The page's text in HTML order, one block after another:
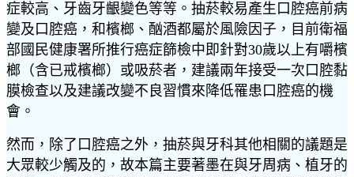
症較高、牙齒牙齦變色等等。抽菸較易產生口腔癌前病
變及口腔癌，和檳榔、酗酒都屬於風險因子，目前衛福
部國民健康署所推行癌症篩檢中即針對30歲以上有嚼檳
榔（含已戒檳榔）或吸菸者，建議兩年接受一次口腔黏
膜檢查以及建議改變不良習慣來降低罹患口腔癌的機
會。
然而，除了口腔癌之外，抽菸與牙科其他相關的議題是
大眾較少觸及的，故本篇主要著墨在與牙周病、植牙的